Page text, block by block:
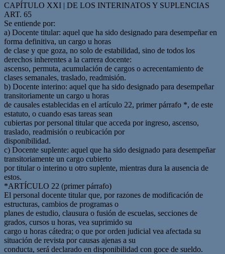
CAPÍTULO XXI | DE LOS INTERINATOS Y SUPLENCIAS
ART. 65
Se entiende por:
a) Docente titular: aquel que ha sido designado para desempeñar en
forma definitiva, un cargo u horas
de clase y que goza, no solo de estabilidad, sino de todos los
derechos inherentes a la carrera docente:
ascenso, permuta, acumulación de cargos o acrecentamiento de
clases semanales, traslado, readmisión.
b) Docente interino: aquel que ha sido designado para desempeñar
transitoriamente un cargo u horas
de causales establecidas en el artículo 22, primer párrafo *, de este
estatuto, o cuando esas tareas sean
cubiertas por personal titular que acceda por ingreso, ascenso,
traslado, readmisión o reubicación por
disponibilidad.
c) Docente suplente: aquel que ha sido designado para desempeñar
transitoriamente un cargo cubierto
por titular o interino u otro suplente, mientras dura la ausencia de
estos.
*ARTÍCULO 22 (primer párrafo)
El personal docente titular que, por razones de modificación de
estructuras, cambios de programas o
planes de estudio, clausura o fusión de escuelas, secciones de
grados, cursos u horas, vea suprimido su
cargo u horas cátedra; o que por orden judicial vea afectada su
situación de revista por causas ajenas a su
conducta, será declarado en disponibilidad con goce de sueldo.